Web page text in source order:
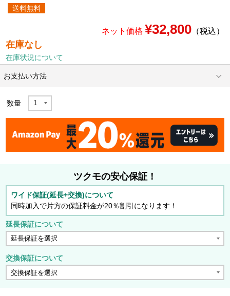
送料無料
ネット価格 ¥32,800（税込）
在庫なし
在庫状況について
お支払い方法
数量
ツクモの安心保証！
ワイド保証(延長+交換)について
同時加入で片方の保証料金が20％割引になります！
延長保証について
交換保証について